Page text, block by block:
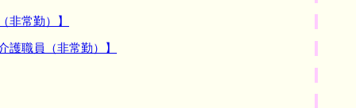
常勤）】
職員（非常勤）】